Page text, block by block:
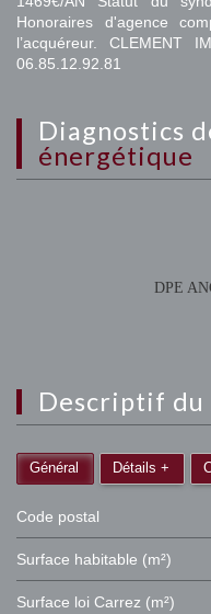
Honoraires d'agence
l’acquéreur. CLEMENT
06.85.12.92.81
diagnostics
énergétique
DPE
descriptif du
Général Détails +
Code postal
Surface habitable (m²)
Surface loi Carrez (m²)